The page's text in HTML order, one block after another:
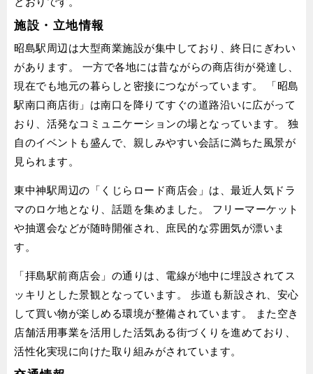
施設・立地情報
昭島駅周辺は大型商業施設が集中しており、終日にぎわい
があります。 一方で各地には昔ながらの商店街が発達し、
現在でも地元の暮らしと密接につながっています。 「昭島
駅南口商店街」は南口を降りてすぐの道路沿いに広がって
おり、活発なコミュニケーションの場となっています。 独
自のイベントも盛んで、親しみやすい会話に満ちた風景が
見られます。
東中神駅周辺の「くじらロード商店会」は、最近人気ドラ
マのロケ地となり、話題を集めました。 フリーマーケット
や抽選会などが随時開催され、庶民的な雰囲気が漂いま
す。
「拝島駅前商店会」の通りは、電線が地中に埋設されてス
ッキリとした景観となっています。 歩道も新設され、安心
して買い物が楽しめる環境が整備されています。 また空き
店舗活用事業を活用した活気ある街づくりを進めており、
活性化実現に向けた取り組みがされています。